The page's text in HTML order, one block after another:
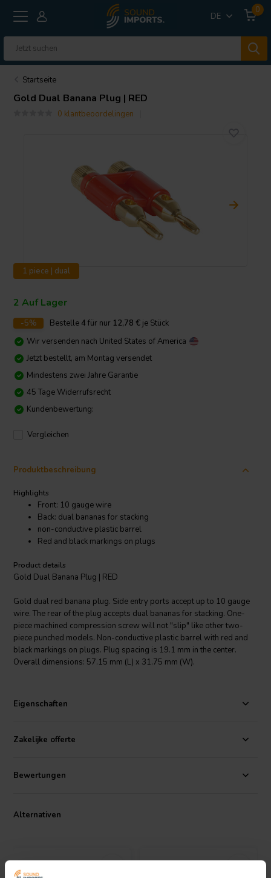
DE
0
Startseite
Gold Dual Banana Plug | RED
0 klantbeoordelingen
1 piece | dual
2 Auf Lager
-5% Bestelle4 für nur 12,78 € je Stück
Wir versenden nach United States of America
Jetzt bestellt, am Montag versendet
Mindestens zwei Jahre Garantie
45 Tage Widerrufsrecht
Kundenbewertung:
Vergleichen
Produktbeschreibung
Highlights
Front: 10 gauge wire
Back: dual bananas for stacking
non-conductive plastic barrel
Red and black markings on plugs
Product details
Gold Dual Banana Plug | RED
Gold dual red banana plug. Side entry ports accept up to 10 gauge
wire. The rear of the plug accepts dual bananas for stacking. One-
piece machined compression screw will not "slip" like other two-
piece punched models. Non-conductive plastic barrel with red and
black markings on plugs. Plug spacing is 19.1 mm in the center.
Overall dimensions: 57.15 mm (L) x 31.75 mm (W).
Eigenschaften
Zakelijke offerte
Bewertungen
Alternativen